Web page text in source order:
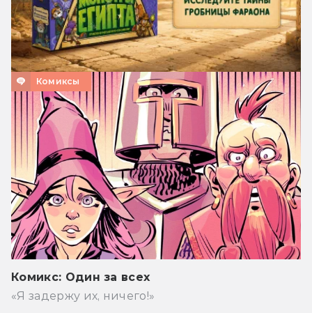
Комиксы
Комикс: Один за всех
«Я задержу их, ничего!»